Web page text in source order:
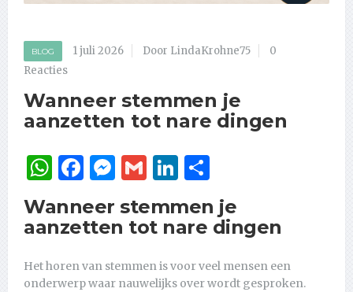
BLOG 1 juli 2026 Door LindaKrohne75
0
Reacties
Wanneer stemmen je
aanzetten tot nare dingen
WhatsApp
Facebook
Messenger
GmailLinkedIn
Wanneer stemmen je
aanzetten tot nare dingen
Het horen van stemmen is voor veel mensen een
onderwerp waar nauwelijks over wordt gesproken.